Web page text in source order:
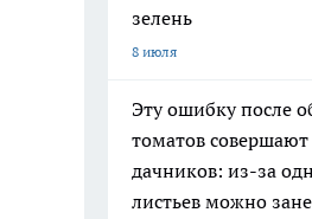
зелень
8 июля
Эту ошибку после
томатов
дачников: из-за
листьев можно